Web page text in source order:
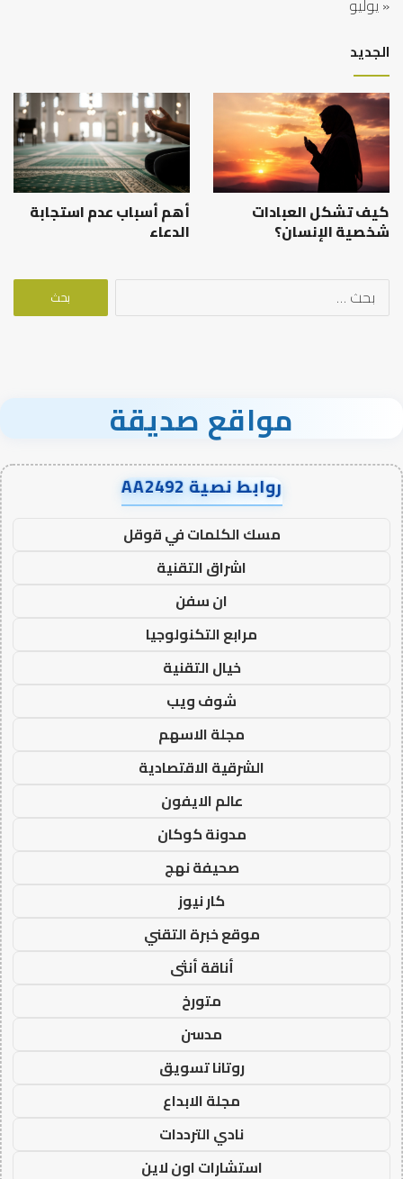
« يوليو
الجديد
كيف تشكل العبادات
شخصية الإنسان؟
أهم أسباب عدم استجابة
الدعاء
البحث
مواقع صديقة
روابط نصية AA2492
مسك الكلمات في قوقل
اشراق التقنية
ان سفن
مرابع التكنولوجيا
خيال التقنية
شوف ويب
مجلة الاسهم
الشرقية الاقتصادية
عالم الايفون
مدونة كوكان
صحيفة نهج
كار نيوز
موقع خبرة التقني
أناقة أنثى
متورخ
مدسن
روتانا تسويق
مجلة الابداع
نادي الترددات
استشارات اون لاين